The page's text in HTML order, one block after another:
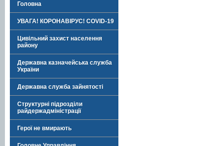
Головна
УВАГА! КОРОНАВІРУС! COVID-19
Цивільний захист населення
району
Державна казначейська служба
України
Державна служба зайнятості
Структурні підрозділи
райдержадміністрації
Герої не вмирають